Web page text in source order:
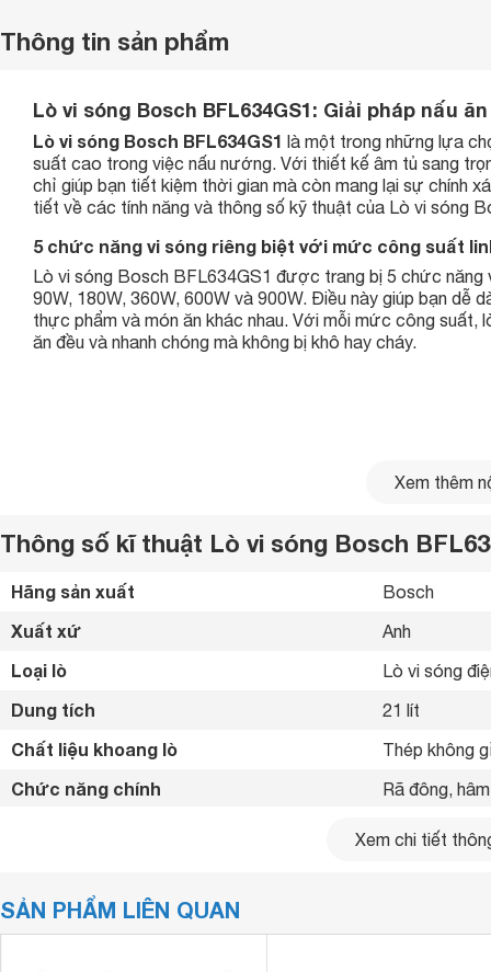
Thông tin sản phẩm
Lò vi sóng Bosch BFL634GS1: Giải pháp nấu
Lò vi sóng Bosch BFL634GS1 là một trong những lựa
suất cao trong việc nấu nướng. Với thiết kế âm tủ sang
chỉ giúp bạn tiết kiệm thời gian mà còn mang lại sự chính
tiết về các tính năng và thông số kỹ thuật của Lò vi sóng
5 chức năng vi sóng riêng biệt với mức công suất
Lò vi sóng Bosch BFL634GS1 được trang bị 5 chức
90W, 180W, 360W, 600W và 900W. Điều này giúp bạn
thực phẩm và món ăn khác nhau. Với mỗi mức công suất,
ăn đều và nhanh chóng mà không bị khô hay cháy.
Xem thêm
Thông số kĩ thuật Lò vi sóng Bosch
Hãng sản xuất Bosch
Xuất xứ Anh
Loại lò Lò vi sóng
Dung tích 21 lít
Chất liệu khoang lò Thép không
Chức năng chính Rã đông,
Không có
Hẹn giờ
Xem chi tiết
SẢN PHẨM LIÊN QUAN